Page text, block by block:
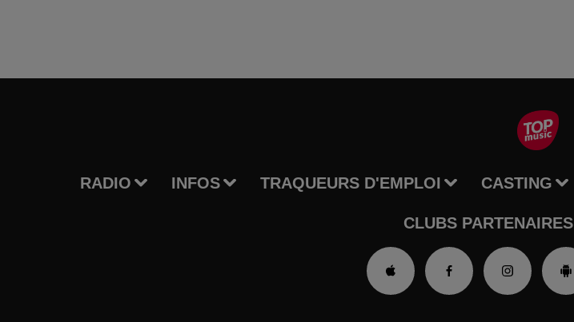
RADIO INFOS TRAQUEURS D'EMPLOI CASTING
CLUBS PARTENAIRES